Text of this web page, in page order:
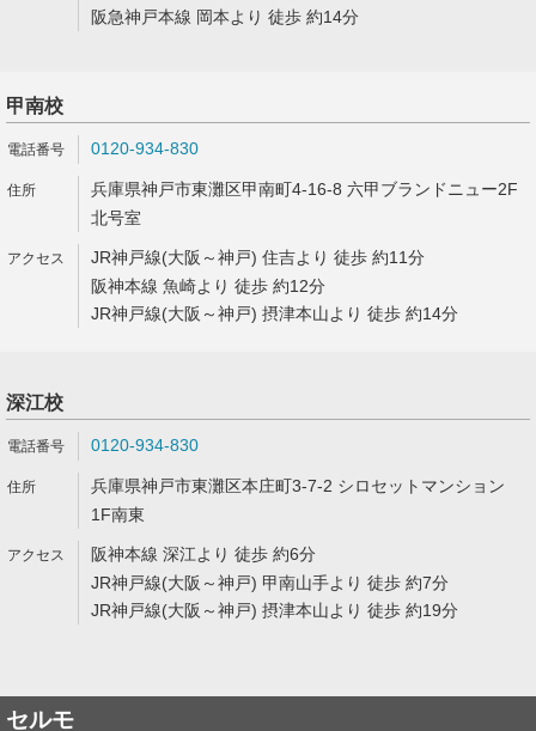
阪急神戸本線 岡本より 徒歩 約14分
甲南校
0120-934-830
兵庫県神戸市東灘区甲南町4-16-8 六甲ブランドニュー2F
北号室
JR神戸線(大阪～神戸) 住吉より 徒歩 約11分
阪神本線 魚崎より 徒歩 約12分
JR神戸線(大阪～神戸) 摂津本山より 徒歩 約14分
深江校
0120-934-830
兵庫県神戸市東灘区本庄町3-7-2 シロセットマンション
1F南東
阪神本線 深江より 徒歩 約6分
JR神戸線(大阪～神戸) 甲南山手より 徒歩 約7分
JR神戸線(大阪～神戸) 摂津本山より 徒歩 約19分
セルモ